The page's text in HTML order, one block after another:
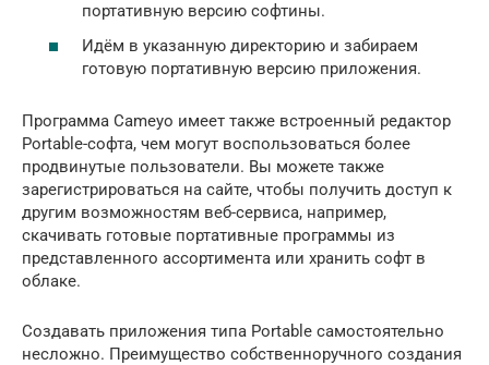
портативную версию софтины.
Идём в указанную директорию и забираем
готовую портативную версию приложения.
Программа Cameyo имеет также встроенный редактор
Portable-софта, чем могут воспользоваться более
продвинутые пользователи. Вы можете также
зарегистрироваться на сайте, чтобы получить доступ к
другим возможностям веб-сервиса, например,
скачивать готовые портативные программы из
представленного ассортимента или хранить софт в
облаке.
Создавать приложения типа Portable самостоятельно
несложно. Преимущество собственноручного создания